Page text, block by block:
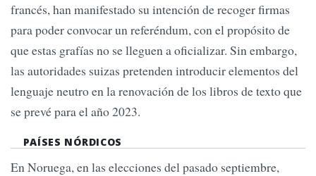
francés, han manifestado su intención de recoger firmas
para poder convocar un referéndum, con el propósito de
que estas grafías no se lleguen a oficializar. Sin embargo,
las autoridades suizas pretenden introducir elementos del
lenguaje neutro en la renovación de los libros de texto que
se prevé para el año 2023.
PAÍSES NÓRDICOS
En Noruega, en las elecciones del pasado septiembre,